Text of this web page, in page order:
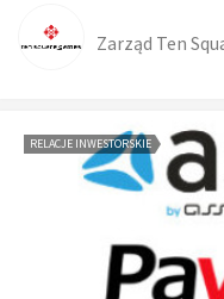
Zarząd Ten
RELACJE INWESTORSKIE